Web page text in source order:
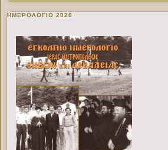
ΗΜΕΡΟΛΟΓΙΟ 2020